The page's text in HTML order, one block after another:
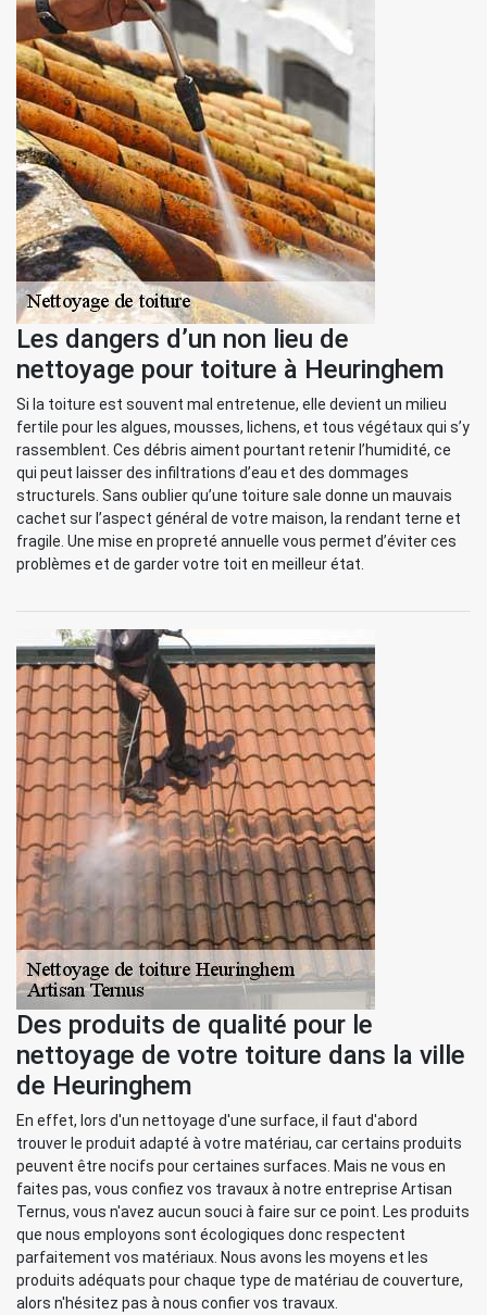
Les dangers d’un non lieu de
nettoyage pour toiture à Heuringhem
Si la toiture est souvent mal entretenue, elle devient un milieu
fertile pour les algues, mousses, lichens, et tous végétaux qui s’y
rassemblent. Ces débris aiment pourtant retenir l’humidité, ce
qui peut laisser des infiltrations d’eau et des dommages
structurels. Sans oublier qu’une toiture sale donne un mauvais
cachet sur l’aspect général de votre maison, la rendant terne et
fragile. Une mise en propreté annuelle vous permet d’éviter ces
problèmes et de garder votre toit en meilleur état.
Des produits de qualité pour le
nettoyage de votre toiture dans la ville
de Heuringhem
En effet, lors d'un nettoyage d'une surface, il faut d'abord
trouver le produit adapté à votre matériau, car certains produits
peuvent être nocifs pour certaines surfaces. Mais ne vous en
faites pas, vous confiez vos travaux à notre entreprise Artisan
Ternus, vous n'avez aucun souci à faire sur ce point. Les produits
que nous employons sont écologiques donc respectent
parfaitement vos matériaux. Nous avons les moyens et les
produits adéquats pour chaque type de matériau de couverture,
alors n'hésitez pas à nous confier vos travaux.